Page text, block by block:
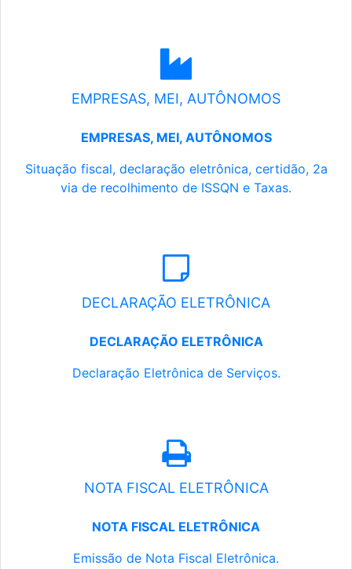
EMPRESAS, MEI, AUTÔNOMOS
EMPRESAS, MEI, AUTÔNOMOS
Situação fiscal, declaração eletrônica, certidão, 2a
via de recolhimento de ISSQN e Taxas.
DECLARAÇÃO ELETRÔNICA
DECLARAÇÃO ELETRÔNICA
Declaração Eletrônica de Serviços.
NOTA FISCAL ELETRÔNICA
NOTA FISCAL ELETRÔNICA
Emissão de Nota Fiscal Eletrônica.